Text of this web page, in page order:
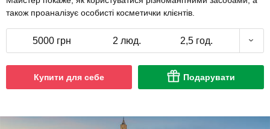
також проаналізує особисті косметички клієнтів.
5000 грн 2 люд. 2,5 год.
Купити для себе Подарувати